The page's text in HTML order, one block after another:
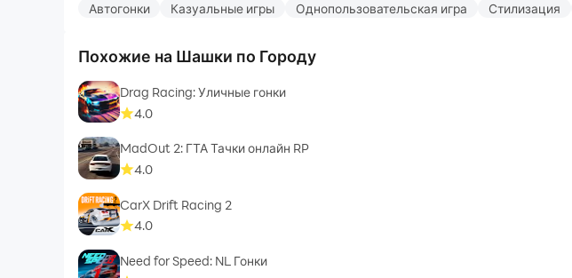
Автогонки Казуальные игры Однопользовательская игра Стилизация
Похожие на Шашки по Городу
Drag Racing: Уличные гонки
4.0
MadOut 2: ГТА Тачки онлайн RP
4.0
CarX Drift Racing 2
4.0
Need for Speed: NL Гонки